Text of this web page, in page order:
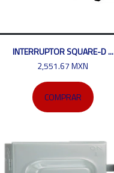
INTERRUPTOR SQUARE-D ...
2,551.67 MXN
COMPRAR